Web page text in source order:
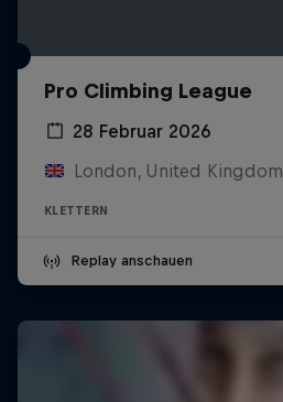
Pro Climbing League
28 Februar 2026
London, United Kingdom
KLETTERN
Replay anschauen